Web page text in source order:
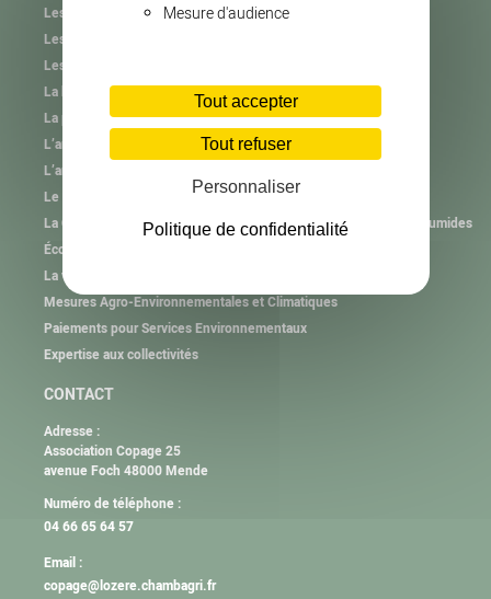
Mesure d'audience
Tout accepter
Tout refuser
Personnaliser
Politique de confidentialité
Les plastiques agricoles
Les autres collectes
Les consignes de tri
La haie et l’arbre hors forêt
La plantation et l’animation
L’animation des Groupements Pastoraux
L’animation des Associations Foncières Pastorales
Le brûlage pastoral
La Cellule d’Assistance Technique aux gestionnaires de Zones Humides
Économies d’eau
La valorisation des béals
Mesures Agro-Environnementales et Climatiques
Paiements pour Services Environnementaux
Expertise aux collectivités
CONTACT
Adresse :
Association Copage 25
avenue Foch 48000 Mende
Numéro de téléphone :
04 66 65 64 57
Email :
copage@lozere.chambagri.fr